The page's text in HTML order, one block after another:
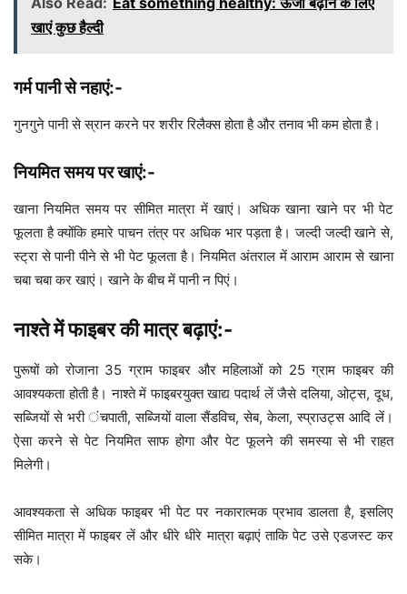
खाएं कुछ हैल्दी
गर्म पानी से नहाएं:-
गुनगुने पानी से स्रान करने पर शरीर रिलैक्स होता है और तनाव भी कम होता है।
नियमित समय पर खाएं:-
खाना नियमित समय पर सीमित मात्रा में खाएं। अधिक खाना खाने पर भी पेट
फूलता है क्योंकि हमारे पाचन तंत्र पर अधिक भार पड़ता है। जल्दी जल्दी खाने से,
स्ट्रा से पानी पीने से भी पेट फूलता है। नियमित अंतराल में आराम आराम से खाना
चबा चबा कर खाएं। खाने के बीच में पानी न पिएं।
नाश्ते में फाइबर की मात्र बढ़ाएं:-
पुरूषों को रोजाना 35 ग्राम फाइबर और महिलाओं को 25 ग्राम फाइबर की
आवश्यकता होती है। नाश्ते में फाइबरयुक्त खाद्य पदार्थ लें जैसे दलिया, ओट्स, दूध,
सब्जियों से भरी ंचपाती, सब्जियों वाला सैंडविच, सेब, केला, स्प्राउट्स आदि लें।
ऐसा करने से पेट नियमित साफ होगा और पेट फूलने की समस्या से भी राहत
मिलेगी।
आवश्यकता से अधिक फाइबर भी पेट पर नकारात्मक प्रभाव डालता है, इसलिए
सीमित मात्रा में फाइबर लें और धीरे धीरे मात्रा बढ़ाएं ताकि पेट उसे एडजस्ट कर
सके।